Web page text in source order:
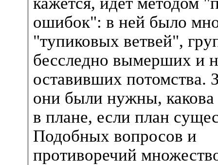
ошибок": в ней было
"тупиковых ветвей",
бесследно вымерших и
оставивших потомства.
они были нужны, какова
в плане, если план
Подобных вопросов и
противоречий